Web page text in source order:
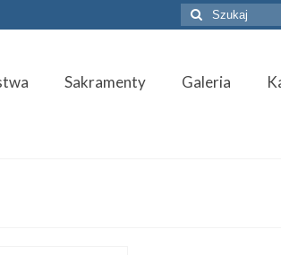
Szuklaj
w:
Sakramenty Galeria